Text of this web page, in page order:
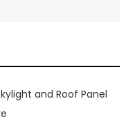
and Roof Panel